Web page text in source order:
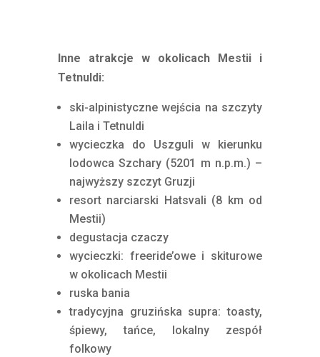
Inne atrakcje w okolicach Mestii i
Tetnuldi:
ski-alpinistyczne wejścia na szczyty
Laila i Tetnuldi
wycieczka do Uszguli w kierunku
lodowca Szchary (5201 m n.p.m.) –
najwyższy szczyt Gruzji
resort narciarski Hatsvali (8 km od
Mestii)
degustacja czaczy
wycieczki: freeride’owe i skiturowe
w okolicach Mestii
ruska bania
tradycyjna gruzińska supra: toasty,
śpiewy, tańce, lokalny zespół
folkowy